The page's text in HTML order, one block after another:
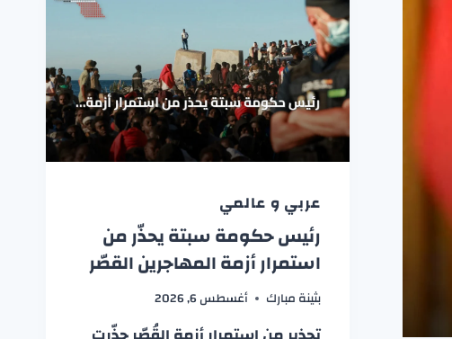
عربي و عالمي
رئيس حكومة سبتة يحذّر من
استمرار أزمة المهاجرين القصّر
بثينة مبارك أغسطس 6, 2026